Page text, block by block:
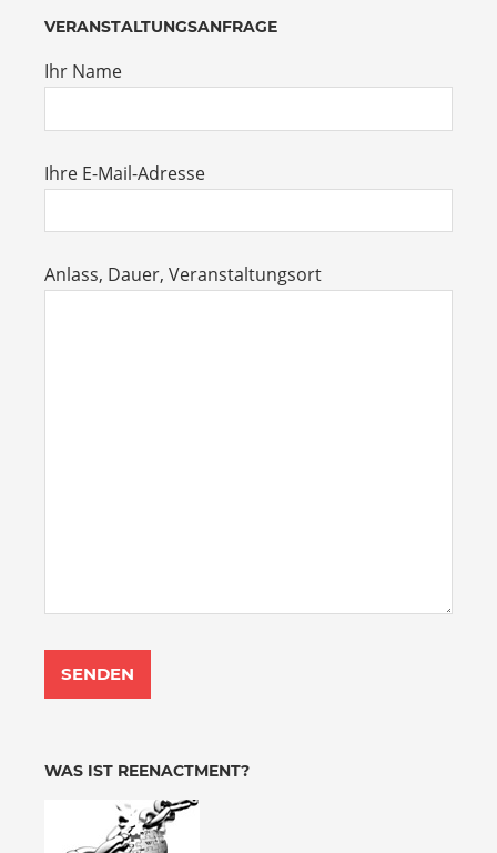
VERANSTALTUNGSANFRAGE
Ihr Name
Ihre E-Mail-Adresse
Anlass, Dauer, Veranstaltungsort
WAS IST REENACTMENT?